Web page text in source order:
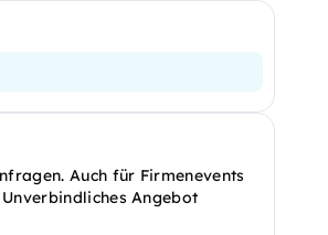
Auch für Firmenevents
Angebot